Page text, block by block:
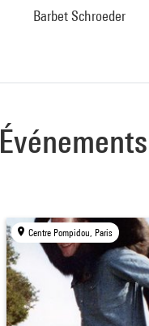
Barbet Schroeder
Événements
Centre Pompidou, Paris